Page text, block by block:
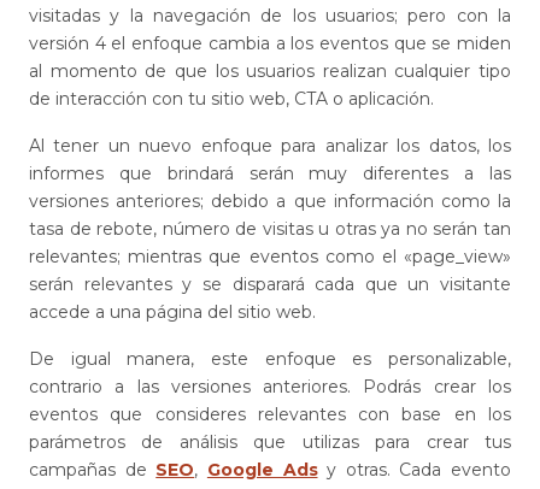
visitadas y la navegación de los usuarios; pero con la
versión 4 el enfoque cambia a los eventos que se miden
al momento de que los usuarios realizan cualquier tipo
de interacción con tu sitio web, CTA o aplicación.
Al tener un nuevo enfoque para analizar los datos, los
informes que brindará serán muy diferentes a las
versiones anteriores; debido a que información como la
tasa de rebote, número de visitas u otras ya no serán tan
relevantes; mientras que eventos como el «page_view»
serán relevantes y se disparará cada que un visitante
accede a una página del sitio web.
De igual manera, este enfoque es personalizable,
contrario a las versiones anteriores. Podrás crear los
eventos que consideres relevantes con base en los
parámetros de análisis que utilizas para crear tus
campañas de SEO, Google Adsy otras. Cada evento